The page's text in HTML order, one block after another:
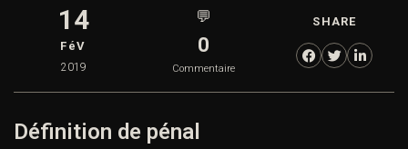
14
FéV
2019
💬
0
Commentaire
SHARE
Définition de pénal